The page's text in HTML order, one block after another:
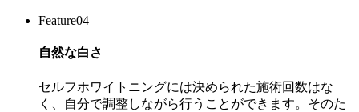
Feature04
自然な白さ
セルフホワイトニングには決められた施術回数はな
く、自分で調整しながら行うことができます。そのた